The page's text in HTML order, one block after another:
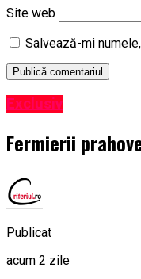
Site web
Salvează-mi
Exclusiv
Fermierii
Publicat
acum 2 zile